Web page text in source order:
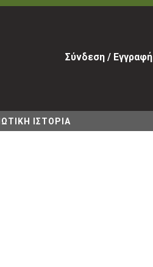
Σύνδεση / Εγγραφή
ΙΣΤΟΡΙΑ